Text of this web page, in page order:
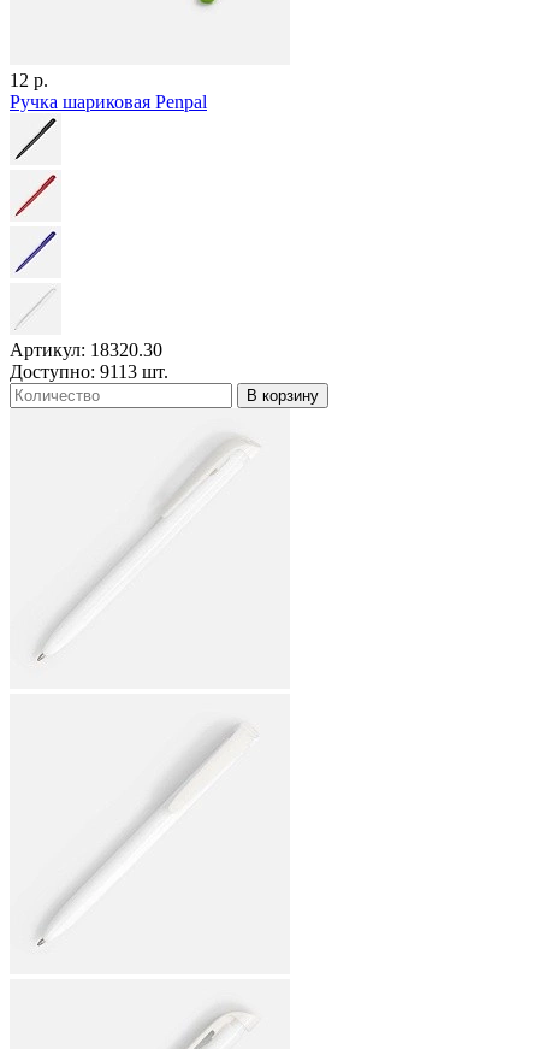
12 р.
Ручка шариковая Penpal
Артикул: 18320.30
Доступно: 9113 шт.
В корзину